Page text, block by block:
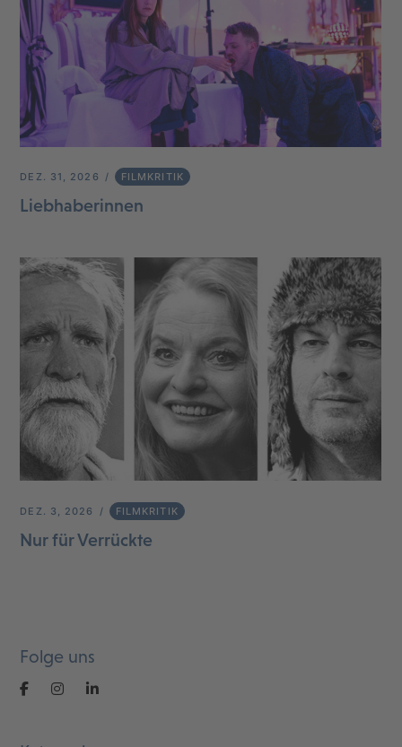
DEZ. 31, 2026 FILMKRITIK
Liebhaberinnen
DEZ. 3, 2026 FILMKRITIK
Nur für Verrückte
Folge uns